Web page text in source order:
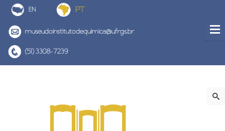
museudoinstitutodequimica@ufrgs.br
(51) 3308-7239